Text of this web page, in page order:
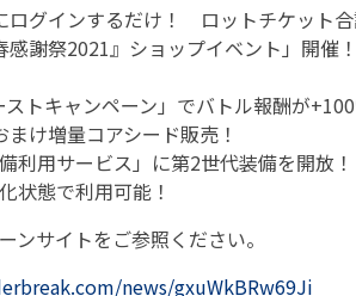
ログインするだけ！ ロットチケット合
感謝祭2021』ショップイベント」開
ストキャンペーン」でバトル報酬が+100
け増量コアシード販売！
備利用サービス」に第2世代装備を開
状態で利用可能！
ンサイトをご参照ください。
news/gxuWkBRw69Ji